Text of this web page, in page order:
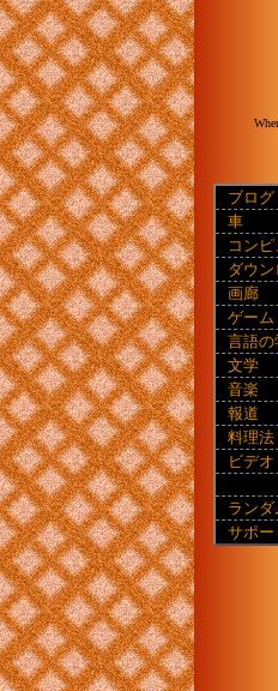
ブログ
車
コン
ダウン
画廊
ゲーム
言語の
文学
音楽
報道
料理法
ビデオ
ランダ
サポー